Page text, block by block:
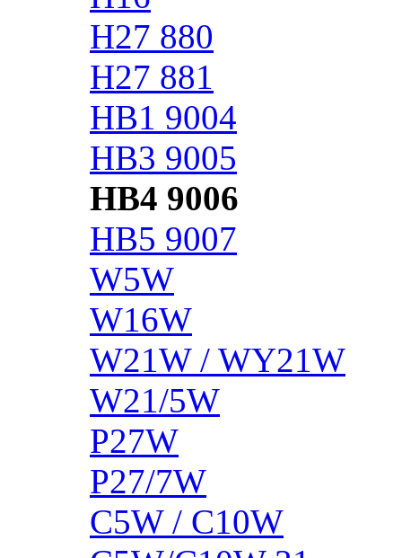
H27 880
H27 881
HB1 9004
HB3 9005
HB4 9006
HB5 9007
W5W
W16W
W21W / WY21W
W21/5W
P27W
P27/7W
C5W / C10W